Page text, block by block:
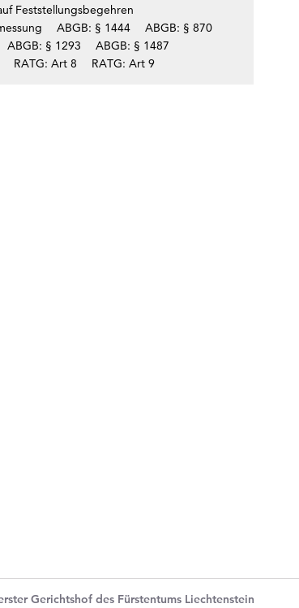
Feststellungsbegehren
ABGB: § 1444
ABGB: § 870
ABGB: § 1293
ABGB: § 1487
RATG: Art 8 RATG: Art 9
Gerichtshof des Fürstentums Liechtenstein